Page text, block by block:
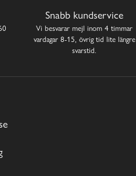
Snabb kundservice
Vi besvarar mejl inom 4 timmar
vardagar 8-15, övrig tid lite längre
svarstid.